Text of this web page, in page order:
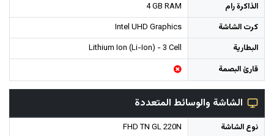
الذاكرة رام
4 GB RAM
كرت الشاشة
Intel UHD Graphics
البطارية
Lithium Ion (Li-Ion) - 3 Cell
قارئ البصمة
الشاشة والوسائط المتعددة
نوع الشاشة FHD TN GL 220N